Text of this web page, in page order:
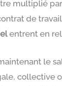
multiplié
de
entrent en
le
collective